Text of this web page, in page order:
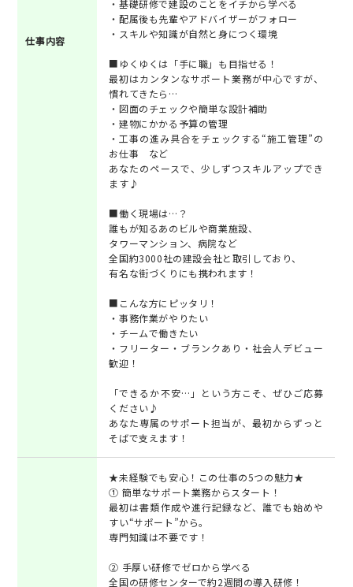
仕事内容
・基礎研修で建設のことをイチから学べる
・配属後も先輩やアドバイザーがフォロー
・スキルや知識が自然と身につく環境
■ゆくゆくは「手に職」も目指せる！
最初はカンタンなサポート業務が中心ですが、
慣れてきたら…
・図面のチェックや簡単な設計補助
・建物にかかる予算の管理
・工事の進み具合をチェックする“施工管理”の
お仕事 など
あなたのペースで、少しずつスキルアップでき
ます♪
■働く現場は…？
誰もが知るあのビルや商業施設、
タワーマンション、病院など
全国約3000社の建設会社と取引しており、
有名な街づくりにも携われます！
■こんな方にピッタリ！
・事務作業がやりたい
・チームで働きたい
・フリーター・ブランクあり・社会人デビュー
歓迎！
「できるか不安…」という方こそ、ぜひご応募
ください♪
あなた専属のサポート担当が、最初からずっと
そばで支えます！
★未経験でも安心！この仕事の5つの魅力★
① 簡単なサポート業務からスタート！
最初は書類作成や進行記録など、誰でも始めや
すい“サポート”から。
専門知識は不要です！
② 手厚い研修でゼロから学べる
全国の研修センターで約2週間の導入研修！